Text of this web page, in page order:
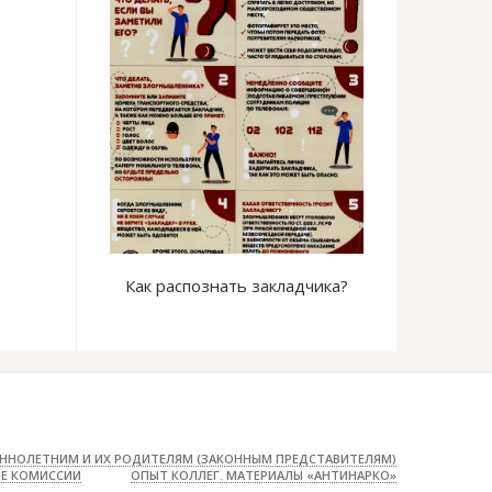
Как распознать закладчика?
И ИХ РОДИТЕЛЯМ (ЗАКОННЫМ ПРЕДСТАВИТЕЛЯМ)
КОМИССИИ ОПЫТ КОЛЛЕГ. МАТЕРИАЛЫ «АНТИНАРКО»